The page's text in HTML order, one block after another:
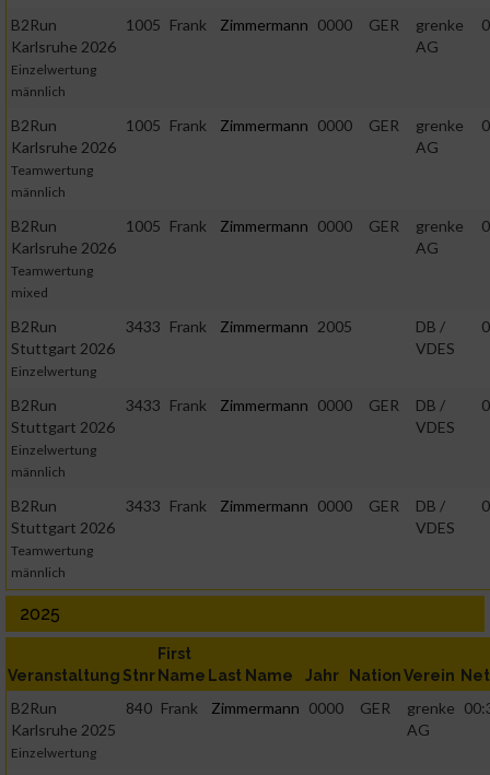
B2Run
Karlsruhe 2026
Einzelwertung
männlich
1005 Frank Zimmermann 0000 GER
grenke
AG
B2Run
Karlsruhe 2026
Teamwertung
männlich
1005 Frank Zimmermann 0000 GER
grenke
AG
B2Run
Karlsruhe 2026
Teamwertung
mixed
1005 Frank Zimmermann 0000 GER
grenke
AG
B2Run
Stuttgart 2026
Einzelwertung
3433 Frank Zimmermann 2005
DB /
VDES
B2Run
Stuttgart 2026
Einzelwertung
männlich
3433 Frank Zimmermann 0000 GER
DB /
VDES
B2Run
Stuttgart 2026
Teamwertung
männlich
3433 Frank Zimmermann 0000 GER
DB /
VDES
2025
Veranstaltung Stnr
First
Name Last Name Jahr NationVerein Net
B2Run
Karlsruhe 2025
Einzelwertung
840 Frank Zimmermann 0000 GER
grenke
AG